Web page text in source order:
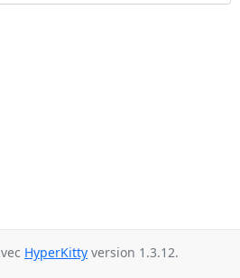
HyperKitty version 1.3.12.